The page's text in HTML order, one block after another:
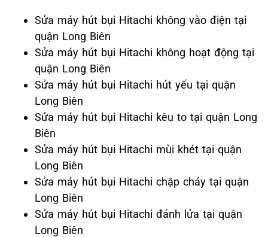
Sửa máy hút bụi Hitachi không vào điện tại
quận Long Biên
Sửa máy hút bụi Hitachi không hoạt động tại
quận Long Biên
Sửa máy hút bụi Hitachi hút yếu tại quận
Long Biên
Sửa máy hút bụi Hitachi kêu to tại quận Long
Biên
Sửa máy hút bụi Hitachi mùi khét tại quận
Long Biên
Sửa máy hút bụi Hitachi chập cháy tại quận
Long Biên
Sửa máy hút bụi Hitachi đánh lửa tại quận
Long Biên